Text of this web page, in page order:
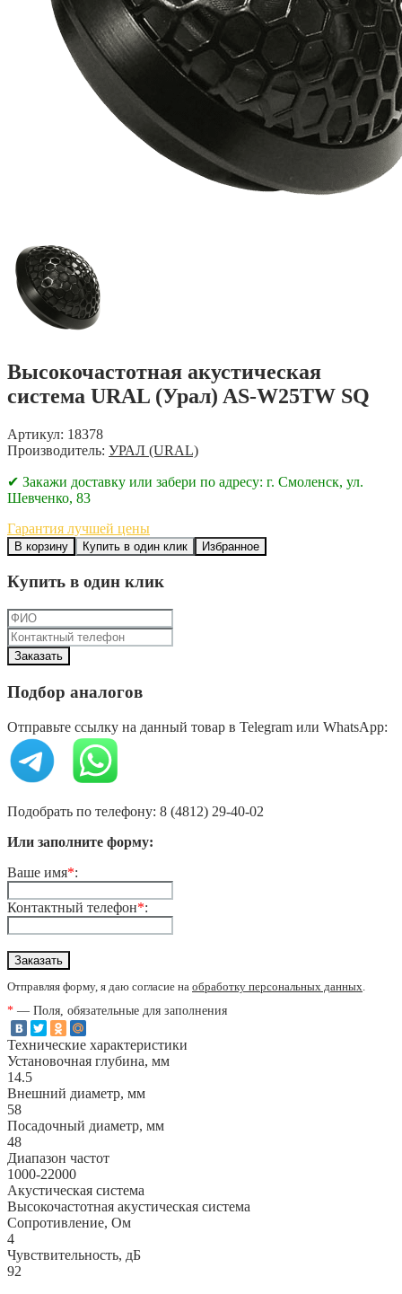
Высокочастотная акустическая
система URAL (Урал) AS-W25TW SQ
Артикул: 18378
Производитель: УРАЛ (URAL)
✔ Закажи доставку или забери по адресу: г. Смоленск, ул.
Шевченко, 83
Гарантия лучшей цены
В корзину Купить в один клик Избранное
Купить в один клик
Подбор аналогов
Отправьте ссылку на данный товар в Telegram или WhatsApp:
Подобрать по телефону: 8 (4812) 29-40-02
Или заполните форму:
Ваше имя*:
Контактный телефон*:
Отправляя форму, я даю согласие на обработку персональных данных.
* — Поля, обязательные для заполнения
Технические характеристики
Установочная глубина, мм
14.5
Внешний диаметр, мм
58
Посадочный диаметр, мм
48
Диапазон частот
1000-22000
Акустическая система
Высокочастотная акустическая система
Сопротивление, Ом
4
Чувствительность, дБ
92